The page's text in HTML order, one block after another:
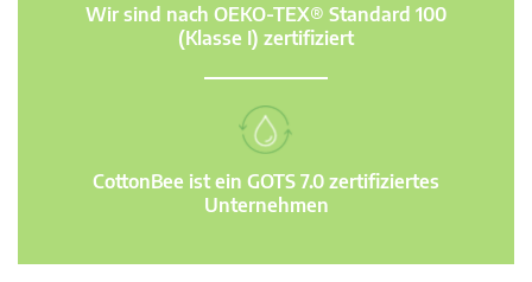
Wir sind nach OEKO-TEX® Standard 100
(Klasse I) zertifiziert
CottonBee ist ein GOTS 7.0 zertifiziertes
Unternehmen